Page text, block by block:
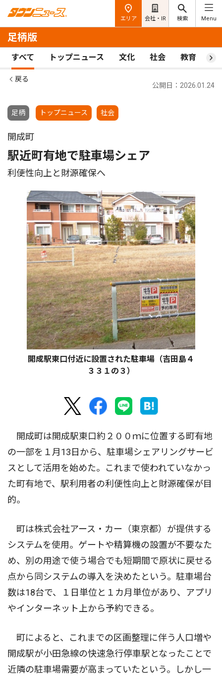
エリア 会社・IR 検索 Menu
足柄版
すべて トップニュース 文化 社会 教育 ス
戻る
足柄 トップニュース 社会
公開日：2026.01.24
開成町
駅近町有地で駐車場シェア
利便性向上と財源確保へ
開成駅東口付近に設置された駐車場（吉田島４
３３１の３）
開成町は開成駅東口約２００ｍに位置する町有地
の一部を１月13日から、駐車場シェアリングサービ
スとして活用を始めた。これまで使われていなかっ
た町有地で、駅利用者の利便性向上と財源確保が目
的。
町は株式会社アース・カー（東京都）が提供する
システムを使用。ゲートや精算機の設置が不要なた
め、別の用途で使う場合でも短期間で原状に戻せる
点から同システムの導入を決めたという。駐車場台
数は18台で、１日単位と１カ月単位があり、アプリ
やインターネット上から予約できる。
町によると、これまでの区画整理に伴う人口増や
開成駅が小田急線の快速急行停車駅となったことで
近隣の駐車場需要が高まっていたという。しかし一